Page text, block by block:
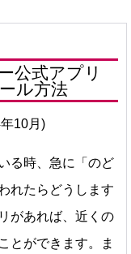
公式アプリ
ル方法
10月)
る時、急に「のど
れたらどうします
があれば、近くの
とができます。ま